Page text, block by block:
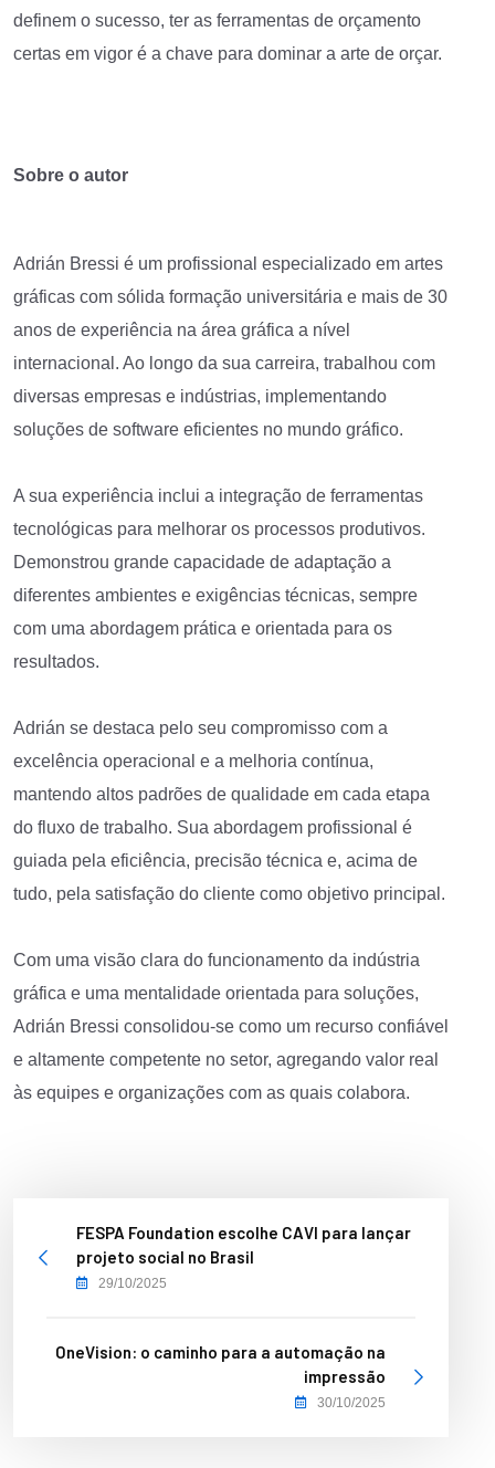
definem o sucesso, ter as ferramentas de orçamento
certas em vigor é a chave para dominar a arte de orçar.
Sobre o autor
Adrián Bressi é um profissional especializado em artes
gráficas com sólida formação universitária e mais de 30
anos de experiência na área gráfica a nível
internacional. Ao longo da sua carreira, trabalhou com
diversas empresas e indústrias, implementando
soluções de software eficientes no mundo gráfico.
A sua experiência inclui a integração de ferramentas
tecnológicas para melhorar os processos produtivos.
Demonstrou grande capacidade de adaptação a
diferentes ambientes e exigências técnicas, sempre
com uma abordagem prática e orientada para os
resultados.
Adrián se destaca pelo seu compromisso com a
excelência operacional e a melhoria contínua,
mantendo altos padrões de qualidade em cada etapa
do fluxo de trabalho. Sua abordagem profissional é
guiada pela eficiência, precisão técnica e, acima de
tudo, pela satisfação do cliente como objetivo principal.
Com uma visão clara do funcionamento da indústria
gráfica e uma mentalidade orientada para soluções,
Adrián Bressi consolidou-se como um recurso confiável
e altamente competente no setor, agregando valor real
às equipes e organizações com as quais colabora.
FESPA Foundation escolhe CAVI para lançar
projeto social no Brasil
29/10/2025
OneVision: o caminho para a automação na
impressão
30/10/2025